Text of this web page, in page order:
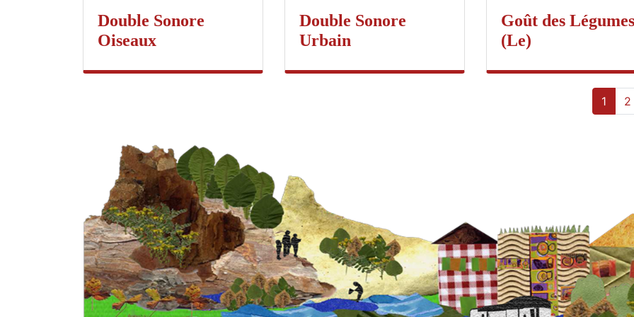
Double Sonore
Oiseaux
Double Sonore
Urbain
Goût des Légumes
(Le)
1 2